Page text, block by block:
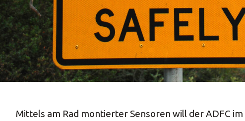
Mittels am Rad montierter Sensoren will der ADFC